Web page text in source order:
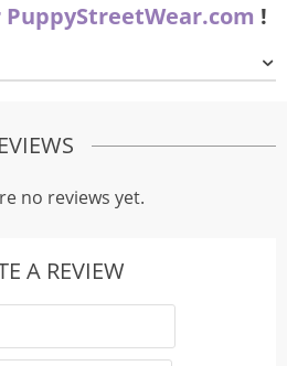
PuppyStreetWear.com !
no reviews yet.
A REVIEW